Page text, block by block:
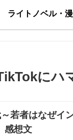
にハ
～若者はなぜイ
感想文